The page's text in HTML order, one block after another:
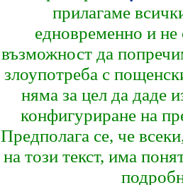
прилагаме
едновременно и
възможност да
злоупотреба с
няма за цел да даде
конфигуриране на
Предполага се, че
на този текст, има